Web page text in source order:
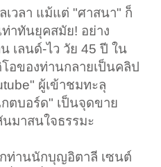
เวลา แม้แต่ "ศาสนา" ก็
าทันยุคสมัย! อย่าง
เลนด์-ไว วัย 45 ปี ใน
อของท่านกลายเป็นคลิป
ผู้เข้าชมทะลุ
ตบอร์ด" เป็นจุดขาย
มาสนใจธรรมะ
ท่านนักบุญอิตาลี เซนต์